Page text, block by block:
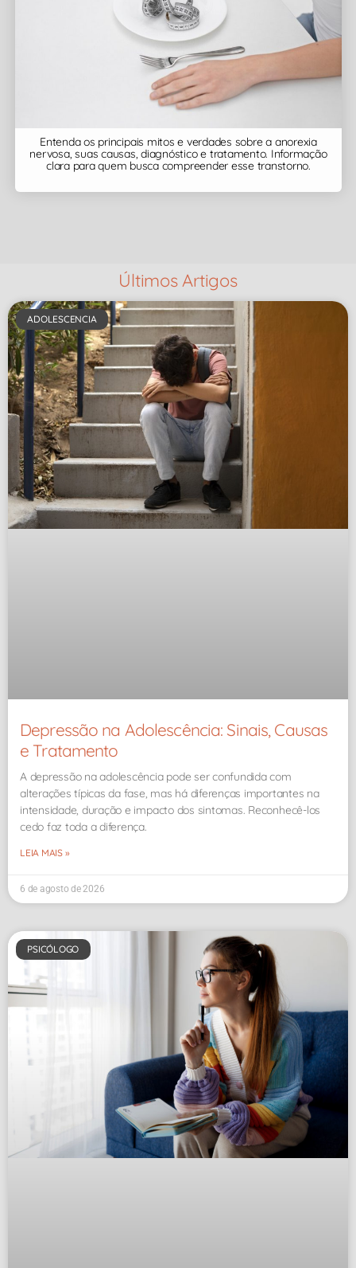
Entenda os principais mitos e verdades sobre a anorexia
nervosa, suas causas, diagnóstico e tratamento. Informação
clara para quem busca compreender esse transtorno.
Últimos Artigos
ADOLESCENCIA
Depressão na Adolescência: Sinais, Causas
e Tratamento
A depressão na adolescência pode ser confundida com
alterações típicas da fase, mas há diferenças importantes na
intensidade, duração e impacto dos sintomas. Reconhecê-los
cedo faz toda a diferença.
LEIA MAIS »
6 de agosto de 2026
PSICÓLOGO